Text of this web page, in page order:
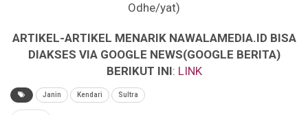
Odhe/yat)
ARTIKEL-ARTIKEL MENARIK NAWALAMEDIA.ID BISA
DIAKSES VIA GOOGLE NEWS(GOOGLE BERITA)
BERIKUT INI: LINK
Janin Kendari Sultra